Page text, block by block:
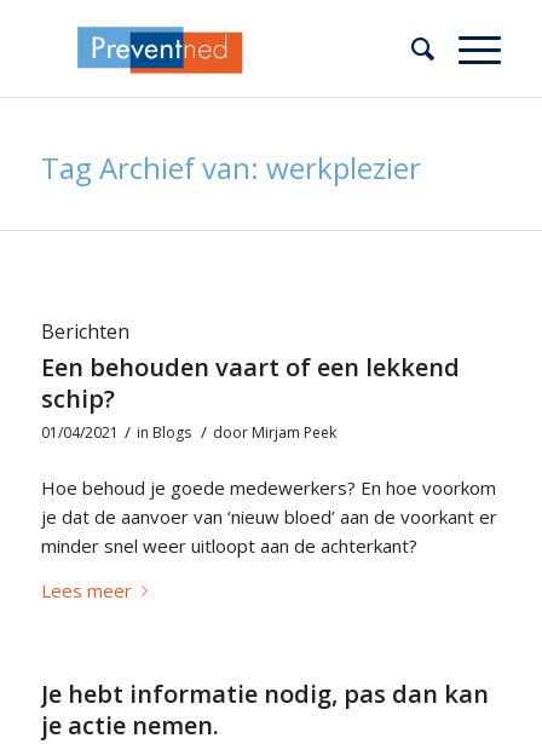
Tag Archief van: werkplezier
Berichten
Een behouden vaart of een lekkend
schip?
01/04/2021 / in Blogs / door Mirjam Peek
Hoe behoud je goede medewerkers? En hoe voorkom
je dat de aanvoer van ‘nieuw bloed’ aan de voorkant er
minder snel weer uitloopt aan de achterkant?
Lees meer
Je hebt informatie nodig, pas dan kan
je actie nemen.